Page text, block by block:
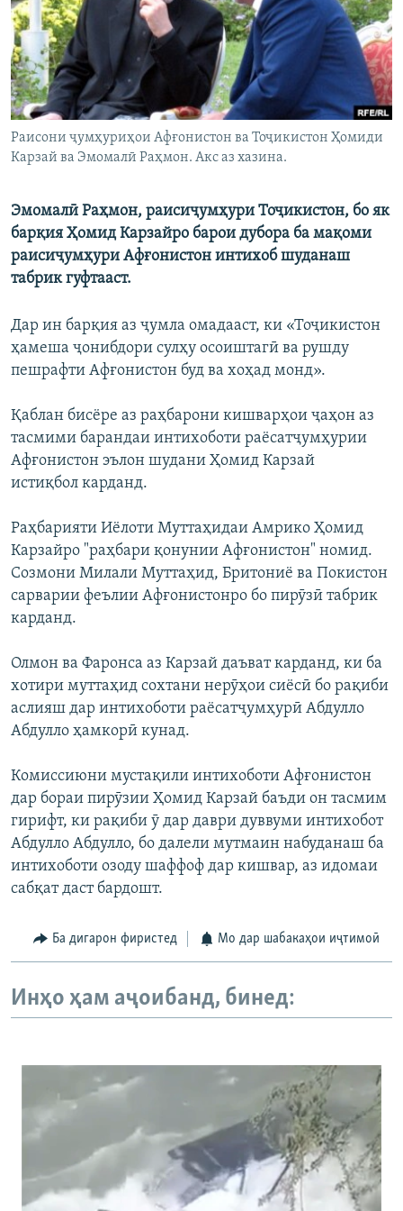
ГУЗОРИШҲОИ РАДИОӢ
Русский
ПАЙГИРӢ КУНЕД
Ҳамаи сомонаҳои RFE/RL
Раисони ҷумҳуриҳои Афғонистон ва Тоҷикистон Ҳомиди
Карзай ва Эмомалӣ Раҳмон. Акс аз хазина.
Эмомалӣ Раҳмон, раисиҷумҳури Тоҷикистон, бо як
барқия Ҳомид Карзайро барои дубора ба мақоми
раисиҷумҳури Афғонистон интихоб шуданаш
табрик гуфтааст.
Дар ин барқия аз ҷумла омадааст, ки «Тоҷикистон
ҳамеша ҷонибдори сулҳу осоиштагӣ ва рушду
пешрафти Афғонистон буд ва хоҳад монд».
Қаблан бисёре аз раҳбарони кишварҳои ҷаҳон аз
тасмими барандаи интихоботи раёсатҷумҳурии
Афғонистон эълон шудани Ҳомид Карзай
истиқбол карданд.
Раҳбарияти Иёлоти Муттаҳидаи Амрико Ҳомид
Карзайро "раҳбари қонунии Афғонистон" номид.
Созмони Милали Муттаҳид, Бритониё ва Покистон
сарварии феълии Афғонистонро бо пирӯзӣ табрик
карданд.
Олмон ва Фаронса аз Карзай даъват карданд, ки ба
хотири муттаҳид сохтани нерӯҳои сиёсӣ бо рақиби
аслияш дар интихоботи раёсатҷумҳурӣ Абдулло
Абдулло ҳамкорӣ кунад.
Комиссиюни мустақили интихоботи Афғонистон
дар бораи пирӯзии Ҳомид Карзай баъди он тасмим
гирифт, ки рақиби ӯ дар даври дуввуми интихобот
Абдулло Абдулло, бо далели мутмаин набуданаш ба
интихоботи озоду шаффоф дар кишвар, аз идомаи
сабқат даст бардошт.
Ба дигарон фиристед Мо дар шабакаҳои иҷтимоӣ
Инҳо ҳам аҷоибанд, бинед: